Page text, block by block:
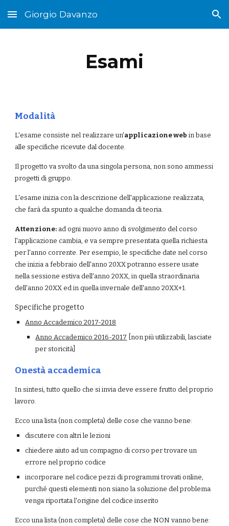
Skip to main content Skip to navigation
Giorgio Davanzo
Esami
Modalità
L'esame consiste nel realizzare un'applicazione web in base
alle specifiche ricevute dal docente.
Il progetto va svolto da una singola persona, non sono ammessi
progetti di gruppo.
L'esame inizia con la descrizione dell'applicazione realizzata,
che farà da spunto a qualche domanda di teoria.
Attenzione: ad ogni nuovo anno di svolgimento del corso
l'applicazione cambia, e va sempre presentata quella richiesta
per l'anno corrente. Per esempio, le specifiche date nel corso
che inizia a febbraio dell'anno 20XX potranno essere usate
nella sessione estiva dell'anno 20XX, in quella straordinaria
dell'anno 20XX ed in quella invernale dell'anno 20XX+1.
Specifiche progetto
Anno Accademico 2017-2018
Anno Accademico 2016-2017 [non più utilizzabili, lasciate
per storicità]
Onestà accademica
In sintesi, tutto quello che si invia deve essere frutto del proprio
lavoro.
Ecco una lista (non completa) delle cose che vanno bene:
discutere con altri le lezioni
chiedere aiuto ad un compagno di corso per trovare un
errore nel proprio codice
incorporare nel codice pezzi di programmi trovati online,
purché questi elementi non siano la soluzione del problema
venga riportata l'origine del codice inserito
Ecco una lista (non completa) delle cose che NON vanno bene: